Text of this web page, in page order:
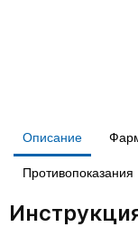
Описание
Противопоказания